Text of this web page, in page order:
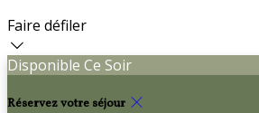
Faire défiler
Disponible Ce Soir
Réservez votre séjour